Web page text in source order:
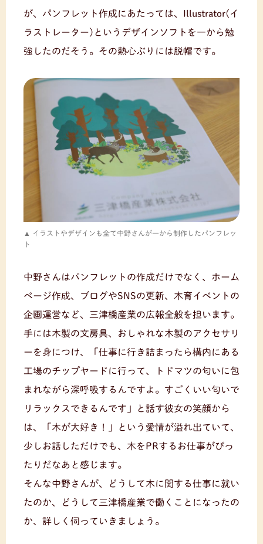
が、パンフレット作成にあたっては、Illustrator(イ
ラストレーター)というデザインソフトを一から勉
強したのだそう。その熱心ぶりには脱帽です。
イラストやデザインも全て中野さんが一から制作したパンフレッ
ト
中野さんはパンフレットの作成だけでなく、ホーム
ページ作成、ブログやSNSの更新、木育イベントの
企画運営など、三津橋産業の広報全般を担います。
手には木製の文房具、おしゃれな木製のアクセサリ
ーを身につけ、「仕事に行き詰まったら構内にある
工場のチップヤードに行って、トドマツの匂いに包
まれながら深呼吸するんですよ。すごくいい匂いで
リラックスできるんです」と話す彼女の笑顔から
は、「木が大好き！」という愛情が溢れ出ていて、
少しお話しただけでも、木をPRするお仕事がぴっ
たりだなあと感じます。
そんな中野さんが、どうして木に関する仕事に就い
たのか、どうして三津橋産業で働くことになったの
か、詳しく伺っていきましょう。